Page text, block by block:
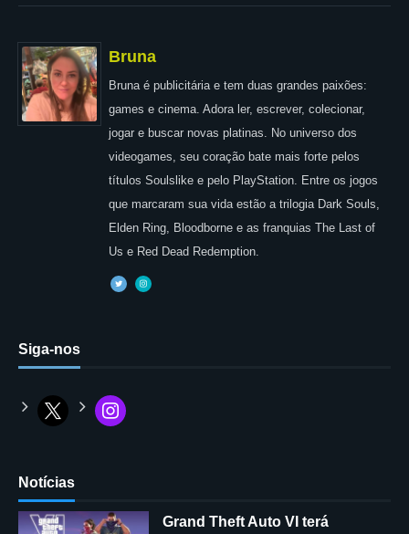
Bruna
Bruna é publicitária e tem duas grandes paixões:
games e cinema. Adora ler, escrever, colecionar,
jogar e buscar novas platinas. No universo dos
videogames, seu coração bate mais forte pelos
títulos Soulslike e pelo PlayStation. Entre os jogos
que marcaram sua vida estão a trilogia Dark Souls,
Elden Ring, Bloodborne e as franquias The Last of
Us e Red Dead Redemption.
Siga-nos
Notícias
Grand Theft Auto VI terá